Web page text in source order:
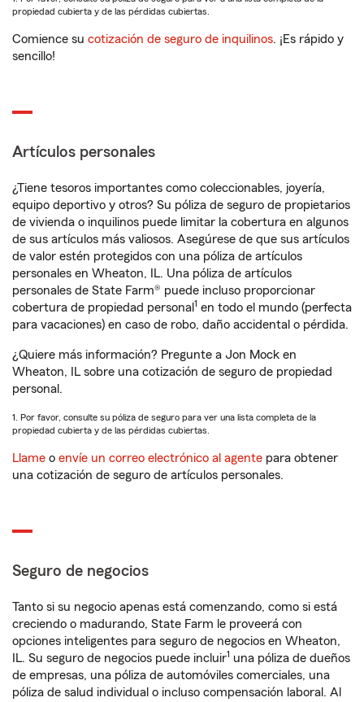
propiedad cubierta y de las pérdidas cubiertas.
Comience su cotización de seguro de inquilinos. ¡Es rápido y
sencillo!
Artículos personales
¿Tiene tesoros importantes como coleccionables, joyería,
equipo deportivo y otros? Su póliza de seguro de propietarios
de vivienda o inquilinos puede limitar la cobertura en algunos
de sus artículos más valiosos. Asegúrese de que sus artículos
de valor estén protegidos con una póliza de artículos
personales en Wheaton, IL. Una póliza de artículos
personales de State Farm® puede incluso proporcionar
cobertura de propiedad personal 1 en todo el mundo (perfecta
para vacaciones) en caso de robo, daño accidental o pérdida.
¿Quiere más información? Pregunte a Jon Mock en
Wheaton, IL sobre una cotización de seguro de propiedad
personal.
1. Por favor, consulte su póliza de seguro para ver una lista completa de la
propiedad cubierta y de las pérdidas cubiertas.
Llame o envíe un correo electrónico al agente para obtener
una cotización de seguro de artículos personales.
Seguro de negocios
Tanto si su negocio apenas está comenzando, como si está
creciendo o madurando, State Farm le proveerá con
opciones inteligentes para seguro de negocios en Wheaton,
IL. Su seguro de negocios puede incluir1 una póliza de dueños
de empresas, una póliza de automóviles comerciales, una
póliza de salud individual o incluso compensación laboral. Al